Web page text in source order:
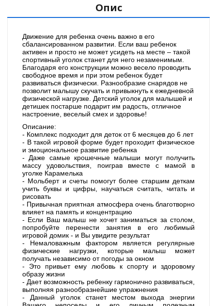
Опис
Движение для ребенка очень важно в его
сбалансированном развитии. Если ваш ребенок
активен и просто не может усидеть на месте – такой
спортивный уголок станет для него незаменимым.
Благодаря его конструкции можно весело проводить
свободное время и при этом ребенок будет
развиваться физически. Разнообразие снарядов не
позволит малышу скучать и привыкнуть к ежедневной
физической нагрузке. Детский уголок для малышей и
детишек постарше подарит им радость, отличное
настроение, веселый смех и здоровье!
Описание:
- Комплекс подходит для деток от 6 месяцев до 6 лет
- В такой игровой форме будет проходит физическое
и эмоциональное развитие ребенка
- Даже самые крошечные малыши могут получить
массу удовольствия, поиграв вместе с мамой в
уголке Карамелька
- Мольберт и счеты помогут более старшим деткам
учить буквы и цифры, научаться считать, читать и
рисовать
- Привычная приятная атмосфера очень благотворно
влияет на память и концентрацию
- Если Ваш малыш не хочет заниматься за столом,
попробуйте перенести занятия в его любимый
игровой домик - и Вы увидите результат
- Немаловажным фактором является регулярные
физические нагрузки, которые малыш может
получать независимо от погоды за окном
- Это привьет ему любовь к спорту и здоровому
образу жизни
- Дает возможность ребенку гармонично развиваться,
выполняя разнообразнейшие упражнения
- Данный уголок станет местом выхода энергии